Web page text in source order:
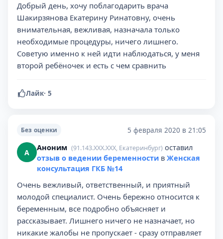
Добрый день, хочу поблагодарить врача
Шакирзянова Екатерину Ринатовну, очень
внимательная, вежливая, назначала только
необходимые процедуры, ничего лишнего.
Советую именно к ней идти наблюдаться, у меня
второй ребёночек и есть с чем сравнить
Лайк· 5
Без оценки 5 февраля 2020 в 21:05
А Аноним (91.143.XXX.XXX, Екатеринбург) оставил
отзыв о ведении беременности в Женская
консультация ГКБ №14
Очень вежливый, ответственный, и приятный
молодой специалист. Очень бережно относится к
беременным, все подробно объясняет и
рассказывает. Лишнего ничего не назначает, но
никакие жалобы не пропускает - сразу отправляет